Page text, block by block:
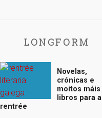
LONGFORM
Novelas,
crónicas e
moitos máis
libros para a
rentrée